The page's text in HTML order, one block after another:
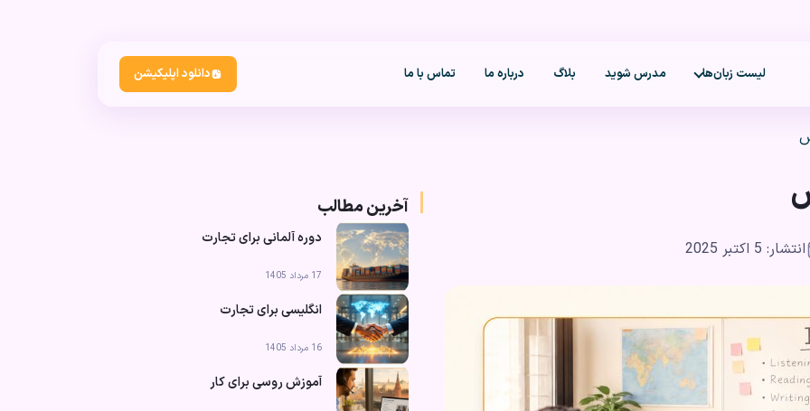
لیست زبان‌ها مدرس شوید بلاگ درباره ما تماس با ما دانلود اپلیکیشن
انتشار: 5 اکتبر 2025
آخرین مطالب
دوره آلمانی برای تجارت
17 مرداد 1405
انگلیسی برای تجارت
16 مرداد 1405
آموزش روسی برای کار